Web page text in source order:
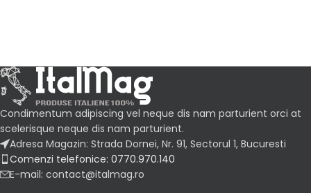
Condimentum adipiscing vel neque dis nam parturient orci at
scelerisque neque dis nam parturient.
Adresa Magazin: Strada Dornei, Nr. 91, Sectorul 1, Bucuresti
Comenzi telefonice: 0770.970.140
E-mail: contact@italmag.ro